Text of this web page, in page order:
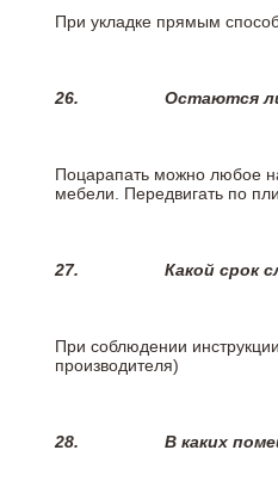
При укладке прямым
26. Остаются
Поцарапать можно любое
мебели. Передвигать по
27. Какой срок
При соблюдении
производителя)
28. В каких